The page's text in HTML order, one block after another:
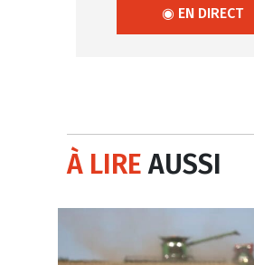
◉ EN DIRECT
À LIREAUSSI